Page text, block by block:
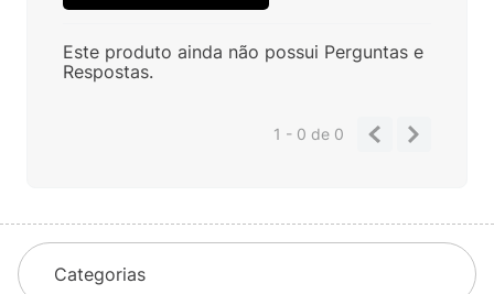
Este produto ainda não possui Perguntas e
Respostas.
1 - 0de 0
Categorias